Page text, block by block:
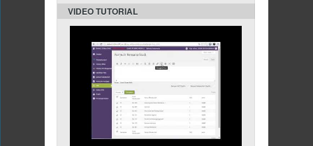
VIDEO TUTORIAL